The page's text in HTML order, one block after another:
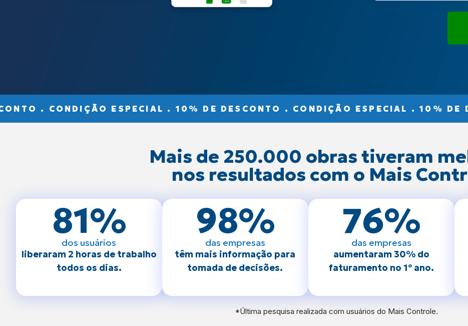
. CONDIÇÃO ESPECIAL . 10% DE DESCONTO . CONDIÇÃO ESPECIAL . 10% DE
Mais de 250.000 obras tiveram
nos resultados com o Mais
81%
dos usuários
liberaram 2 horas de trabalho
todos os dias.
98%
das empresas
têm mais informação para
tomada de decisões.
76%
das empresas
aumentaram 30% do
faturamento no 1º ano.
*Última pesquisa realizada com usuários do Mais Controle.